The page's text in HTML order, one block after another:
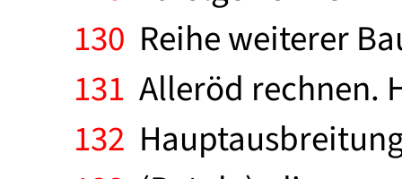
130 Reihe weiterer
131 Alleröd rechnen.
132